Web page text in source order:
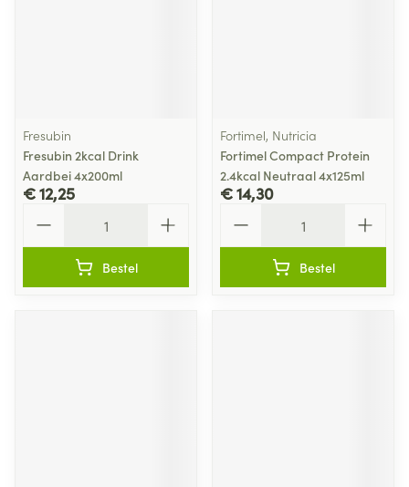
Fresubin
Fresubin 2kcal Drink
Aardbei 4x200ml
€ 12,25
Bestel
Fortimel, Nutricia
Fortimel Compact Protein
2.4kcal Neutraal 4x125ml
€ 14,30
Bestel